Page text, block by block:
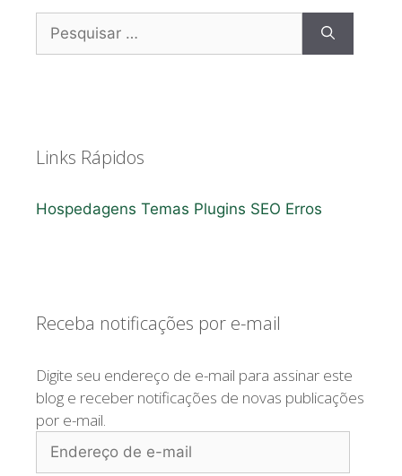
Pesquisar
Links Rápidos
Hospedagens Temas Plugins SEO Erros
Receba notificações por e-mail
Digite seu endereço de e-mail para assinar este
blog e receber notificações de novas publicações
por e-mail.
Endereço
de